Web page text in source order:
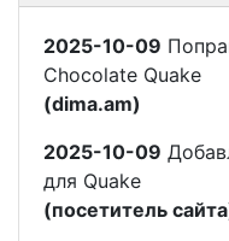
2025-10-09
Chocolate Quake
(dima.am)
2025-10-09
для Quake
(посетитель